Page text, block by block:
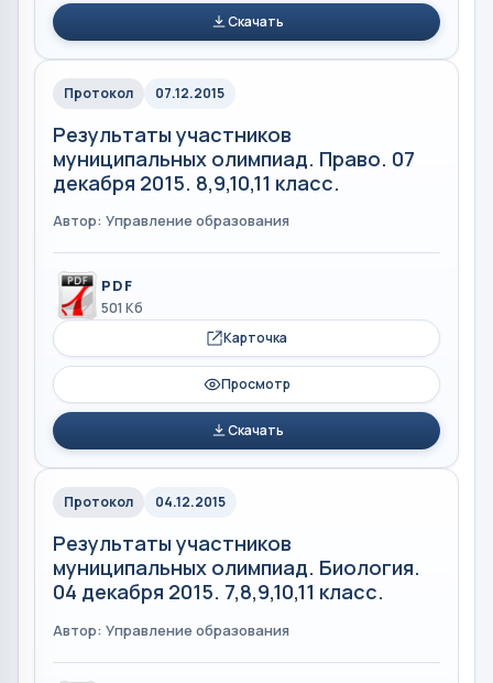
Скачать
Протокол 07.12.2015
Результаты участников
муниципальных олимпиад. Право. 07
декабря 2015. 8,9,10,11 класс.
Автор: Управление образования
PDF
501 Кб
Карточка
Просмотр
Скачать
Протокол 04.12.2015
Результаты участников
муниципальных олимпиад. Биология.
04 декабря 2015. 7,8,9,10,11 класс.
Автор: Управление образования